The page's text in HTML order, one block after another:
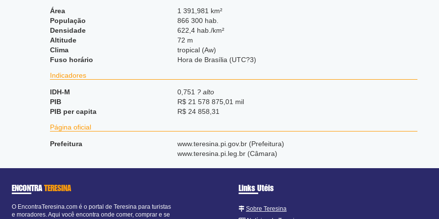
Área
1 391,981 km²
População
866 300 hab.
Densidade
622,4 hab./km²
Altitude
72 m
Clima
tropical (Aw)
Fuso horário
Hora de Brasília (UTC?3)
Indicadores
IDH-M 0,751 ? alto
PIB
R$ 21 578 875,01 mil
PIB per capita
R$ 24 858,31
Página oficial
Prefeitura
www.teresina.pi.gov.br (Prefeitura)
www.teresina.pi.leg.br (Câmara)
ENCONTRATERESINA
O EncontraTeresina.com é o portal de Teresina para turistas
e moradores. Aqui você encontra onde comer, comprar e se
Links Utéis
Sobre Teresina